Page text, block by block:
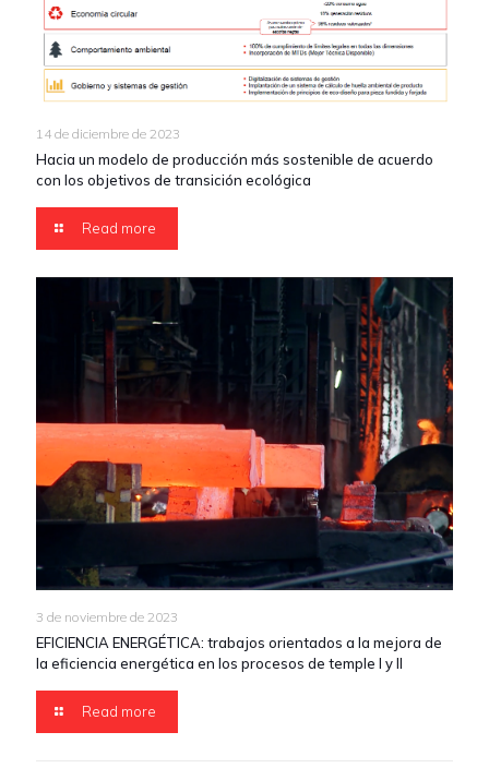
14 de diciembre de 2023
Hacia un modelo de producción más sostenible de acuerdo
con los objetivos de transición ecológica
Read more
3 de noviembre de 2023
EFICIENCIA ENERGÉTICA: trabajos orientados a la mejora de
la eficiencia energética en los procesos de temple I y II
Read more